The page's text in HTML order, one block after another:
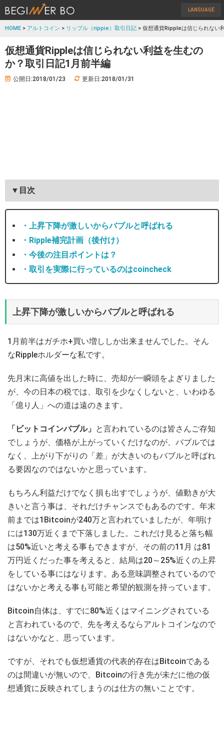
LANGUAGE
HOME > アルトコイン > リップル（rippie）取引日記 > 仮想通貨Rippleは信じられない
仮想通貨Rippleは信じられない利益を生むの
か？取引日記1月前半編
公開日:2018/01/23 更新日:2018/01/31
▼目次
・上昇下降が激しいからバブルと呼ばれる
・Ripple補完計画（後付け）
・今後の注目ポイントは？
・取引を実際に行っているのはcoincheck
上昇下降が激しいからバブルと呼ばれる
1月前半はガチホ+買い増ししか出来ませんでした。そん
なRippleホルダーな私です。
先月末に高値を出した時に、売却が一瞬頭をよぎりました
が、今の日本の税では、取引を少なくしないと、いわゆる
「億り人」への道は遠のきます。
「ビットコインバブル」 と言われているのは皆さんご存知
でしょうが、価格が上がっていくだけなのが、バブルでは
なく、上がり下がりの「差」が大きいのもバブルと呼ばれ
る要因なのではないかと思っています。
もちろん利益だけでなく損も出すでしょうが、値動きが大
きいと言う事は、それだけチャンスでもあるのです。年末
前までは1Bitcoinが240万と言われていましたが、年明け
には130万近くまで下落しました。これだけ見ると落ち幅
は50%近いと考える事もできますが、その前の11月 は81
万円近くだった事を考えると、結局は20～25%近くの上昇
をしている事にはなります。ある意味調整されているので
はないかと考える事も可能と希望的観測を持っています。
Bitcoin自体は、すでに80%近くはマイニングされている
と言われているので、先を考えるならアルトコインなので
はないかなと、思っています。
ですが、それでも仮想通貨の代表的存在はBitcoinである
のは間違いが無いので、Bitcoinの行き先が未だに他の仮
想通貨に反映されてしまうのは仕方の無いことです。